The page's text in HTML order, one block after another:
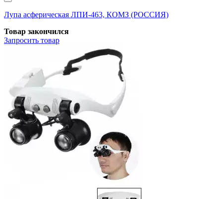
Лупа асферическая ЛПИ-463, КОМЗ (РОССИЯ)
Товар закончился
Запросить товар